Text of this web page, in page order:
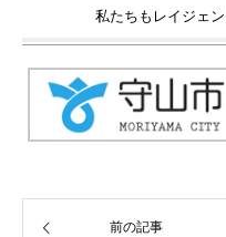
私たちもレイジェ
前の記事